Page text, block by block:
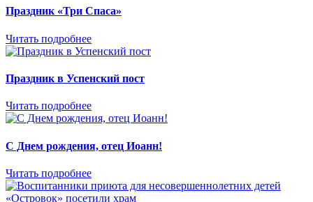
Праздник «Три Спаса»
Читать подробнее
Праздник в Успенский пост
Читать подробнее
С Днем рождения, отец Иоанн!
Читать подробнее